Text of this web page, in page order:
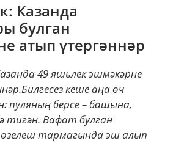
Казанда
булган
атып үтергәннәр
49 яшьлек эшмәкәрне
кеше аңа өч
пуляның берсе – башына,
тигән. Вафат булган
тармагында эш алып